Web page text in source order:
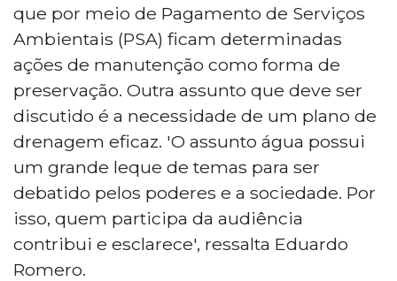
que por meio de Pagamento de Serviços
Ambientais (PSA) ficam determinadas
ações de manutenção como forma de
preservação. Outra assunto que deve ser
discutido é a necessidade de um plano de
drenagem eficaz. 'O assunto água possui
um grande leque de temas para ser
debatido pelos poderes e a sociedade. Por
isso, quem participa da audiência
contribui e esclarece', ressalta Eduardo
Romero.